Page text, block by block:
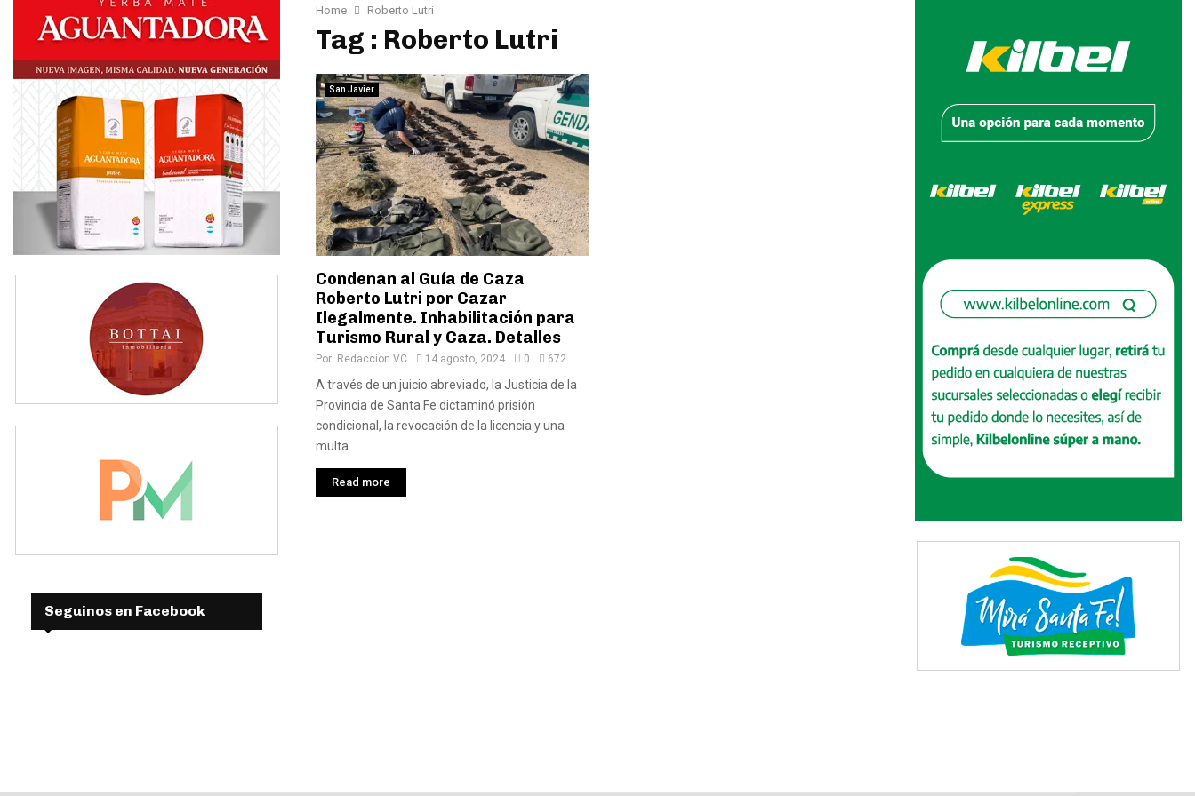
Home Roberto Lutri
Tag : Roberto Lutri
San Javier
Condenan al Guía de Caza
Roberto Lutri por Cazar
Ilegalmente. Inhabilitación para
Turismo Rural y Caza. Detalles
Por: Redaccion VC 14 agosto, 2024 0 672
A través de un juicio abreviado, la Justicia de la
Provincia de Santa Fe dictaminó prisión
condicional, la revocación de la licencia y una
multa...
Read more
Seguinos en Facebook